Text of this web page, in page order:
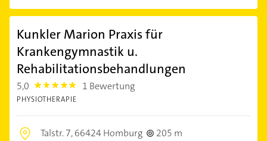
Kunkler Marion Praxis für
Krankengymnastik u.
Rehabilitationsbehandlungen
5,0 5.0 1 Bewertung
PHYSIOTHERAPIE
Talstr. 7,66424 Homburg
205 m